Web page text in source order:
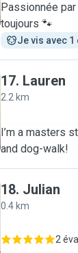
Passionnée
toujours 🐾
Je vis avec 1
17. Lauren
2.2 km
I’m a masters
and dog-walk!
18. Julian
0.4 km
2